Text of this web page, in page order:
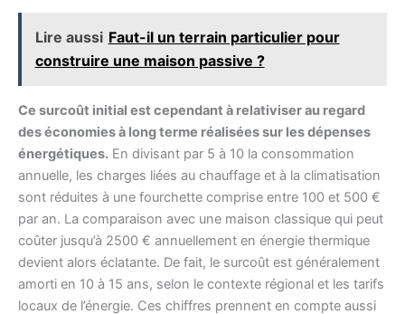
Lire aussi Faut-il un terrain particulier pour
construire une maison passive ?
Ce surcoût initial est cependant à relativiser au regard
des économies à long terme réalisées sur les dépenses
énergétiques. En divisant par 5 à 10 la consommation
annuelle, les charges liées au chauffage et à la climatisation
sont réduites à une fourchette comprise entre 100 et 500 €
par an. La comparaison avec une maison classique qui peut
coûter jusqu’à 2500 € annuellement en énergie thermique
devient alors éclatante. De fait, le surcoût est généralement
amorti en 10 à 15 ans, selon le contexte régional et les tarifs
locaux de l’énergie. Ces chiffres prennent en compte aussi